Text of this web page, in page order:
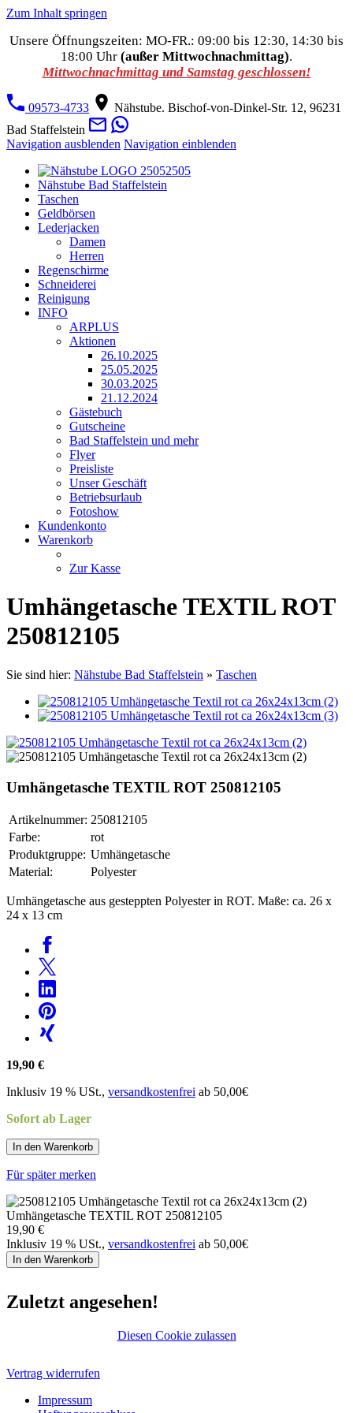
Zum Inhalt springen
Unsere Öffnungszeiten: MO-FR.: 09:00 bis 12:30, 14:30 bis
18:00 Uhr (außer Mittwochnachmittag).
Mittwochnachmittag und Samstag geschlossen!
09573-4733
Nähstube. Bischof-von-Dinkel-Str. 12, 96231
Bad Staffelstein
Navigation ausblenden Navigation einblenden
Nähstube Bad Staffelstein
Taschen
Geldbörsen
Lederjacken
Damen
Herren
Regenschirme
Schneiderei
Reinigung
INFO
ARPLUS
Aktionen
26.10.2025
25.05.2025
30.03.2025
21.12.2024
Gästebuch
Gutscheine
Bad Staffelstein und mehr
Flyer
Preisliste
Unser Geschäft
Betriebsurlaub
Fotoshow
Kundenkonto
Warenkorb
Zur Kasse
Umhängetasche TEXTIL ROT
250812105
Sie sind hier: Nähstube Bad Staffelstein » Taschen
Umhängetasche TEXTIL ROT 250812105
Artikelnummer: 250812105
Farbe:
rot
Produktgruppe: Umhängetasche
Material:
Polyester
Umhängetasche aus gesteppten Polyester in ROT. Maße: ca. 26 x
24 x 13 cm
19,90 €
Inklusiv 19 % USt., versandkostenfrei ab 50,00€
Sofort ab Lager
In den Warenkorb
Für später merken
Umhängetasche TEXTIL ROT 250812105
19,90 €
Inklusiv 19 % USt., versandkostenfrei ab 50,00€
In den Warenkorb
Zuletzt angesehen!
Diesen Cookie zulassen
Vertrag widerrufen
Impressum